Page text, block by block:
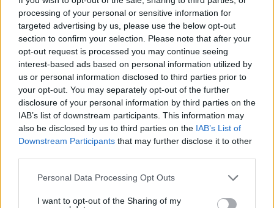
processing of your personal or sensitive information for
targeted advertising by us, please use the below opt-out
section to confirm your selection. Please note that after your
opt-out request is processed you may continue seeing
interest-based ads based on personal information utilized by
us or personal information disclosed to third parties prior to
your opt-out. You may separately opt-out of the further
disclosure of your personal information by third parties on the
IAB’s list of downstream participants. This information may
also be disclosed by us to third parties on the IAB’s List of
Downstream Participants that may further disclose it to other
Please note that this website/app uses one or more Google
not limited to your visit or usage behaviour. You may click to
Personal Data Processing Opt Outs
I want to opt-out of the Sharing of my
26.06.2026, 08:45